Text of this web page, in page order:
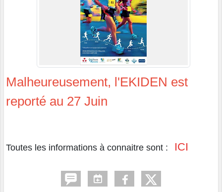
Malheureusement, l'EKIDEN est
reporté au 27 Juin
Toutes les informations à connaitre sont : ICI